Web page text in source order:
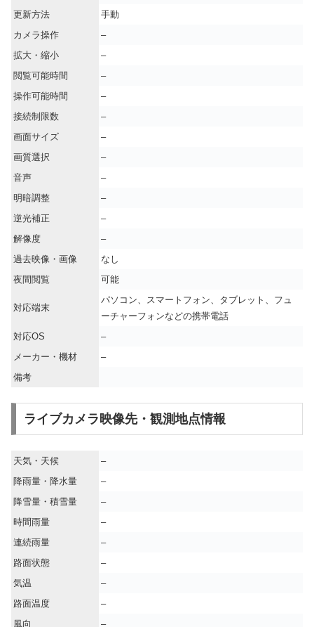
更新方法
手動
カメラ操作
–
拡大・縮小
–
閲覧可能時間
–
操作可能時間
–
接続制限数
–
画面サイズ
–
画質選択
–
音声
–
明暗調整
–
逆光補正
–
解像度
–
過去映像・画像
なし
夜間閲覧
可能
対応端末
パソコン、スマートフォン、タブレット、フュ
ーチャーフォンなどの携帯電話
対応OS
–
メーカー・機材
–
備考
ライブカメラ映像先・観測地点情報
天気・天候
–
降雨量・降水量
–
降雪量・積雪量
–
時間雨量
–
連続雨量
–
路面状態
–
気温
–
路面温度
–
風向
–